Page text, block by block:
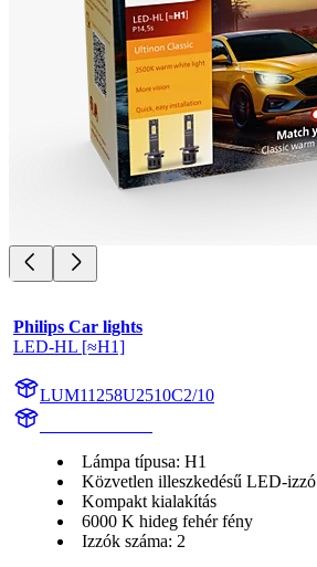
Philips Car lights
LED-HL [≈H1]
LUM11258U2510C2/10
Lámpa típusa: H1
Közvetlen illeszkedésű LED-izzó
Kompakt kialakítás
6000 K hideg fehér fény
Izzók száma: 2